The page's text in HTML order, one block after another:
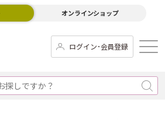
オンラインショップ
ログイン･会員登録